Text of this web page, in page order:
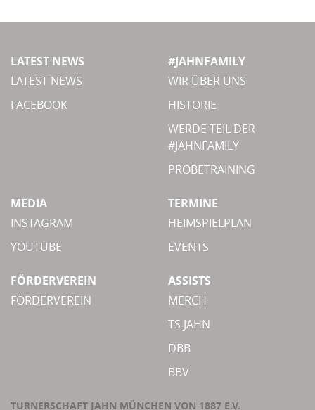
LATEST NEWS
LATEST NEWS
FACEBOOK
#JAHNFAMILY
WIR ÜBER UNS
HISTORIE
WERDE TEIL DER
#JAHNFAMILY
PROBETRAINING
MEDIA
INSTAGRAM
YOUTUBE
TERMINE
HEIMSPIELPLAN
EVENTS
FÖRDERVEREIN
FÖRDERVEREIN
ASSISTS
MERCH
TS JAHN
DBB
BBV
TURNERSCHAFT JAHN MÜNCHEN VON 1887 E.V.